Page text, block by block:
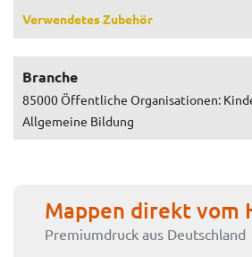
Verwendetes Zubehör
Branche
85000 Öffentliche Organisationen:
Allgemeine Bildung
Mappen direkt vom
Premiumdruck aus Deutschland